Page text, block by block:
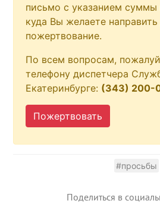
письмо с указанием суммы
куда Вы желаете
пожертвование.
По всем вопросам,
телефону диспетчера
Екатеринбурге: (343) 200-
Пожертвовать
#просьбы
Поделиться в